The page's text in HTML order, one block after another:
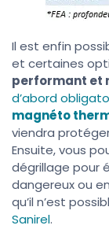
Il est enfin
et certaines
performant et
d’abord
magnéto
viendra
Ensuite, vous
dégrillage pour
dangereux ou
qu’il n’est
Sanirel.